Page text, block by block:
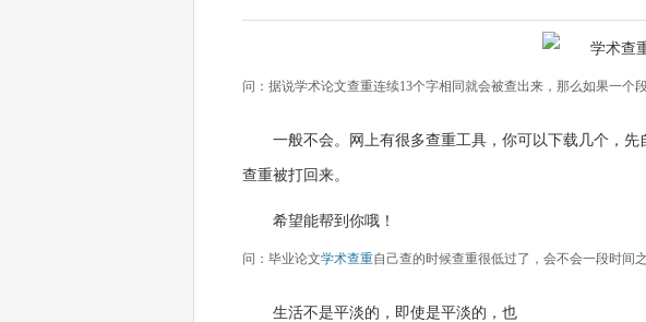
问：据说学术论文查重连续13个字相同就会被查出来，那么如果一个
一般不会。网上有很多查重工具，你可以下载几个，
查重被打回来。
希望能帮到你哦！
问：毕业论文学术查重自己查的时候查重很低过了，会不会一段时间
生活不是平淡的，即使是平淡的，也